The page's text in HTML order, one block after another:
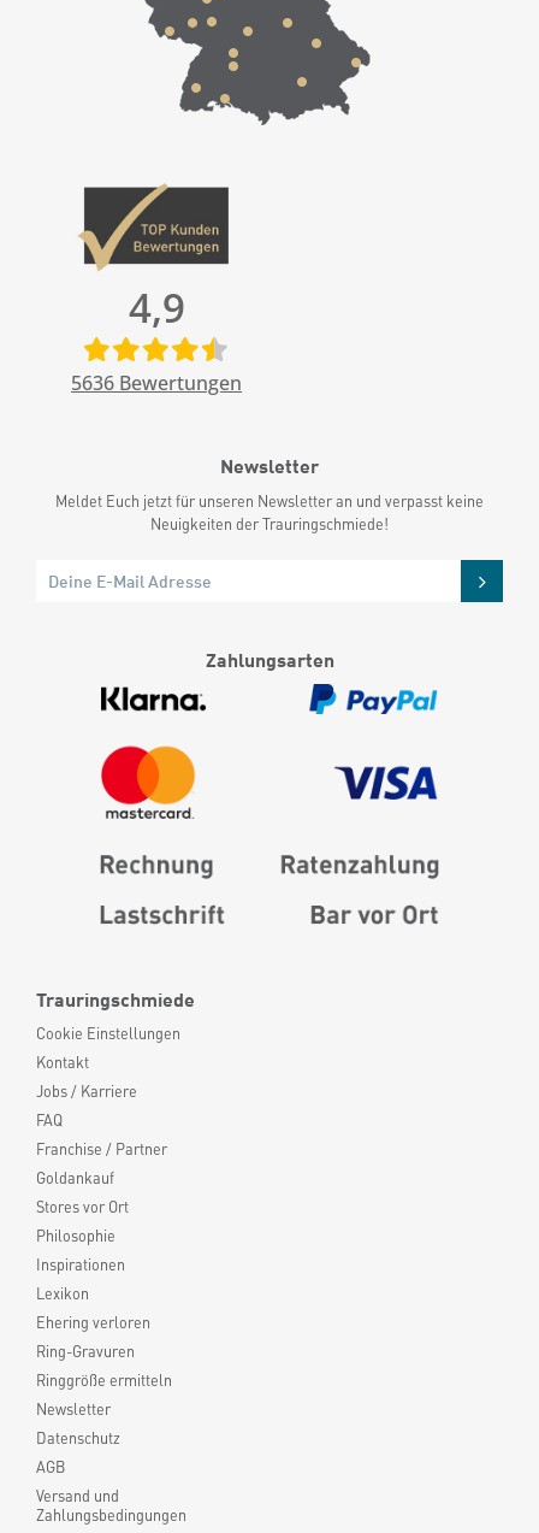
Trauringschmiede
Cookie Einstellungen
Kontakt
Jobs / Karriere
FAQ
Franchise / Partner
Goldankauf
Stores vor Ort
Philosophie
Inspirationen
Lexikon
Ehering verloren
Ring-Gravuren
Ringgröße ermitteln
Newsletter
Datenschutz
AGB
Versand und
Zahlungsbedingungen
4,9
5636 Bewertungen
Newsletter
Meldet Euch jetzt für unseren Newsletter an und verpasst keine
Neuigkeiten der Trauringschmiede!
Zahlungsarten